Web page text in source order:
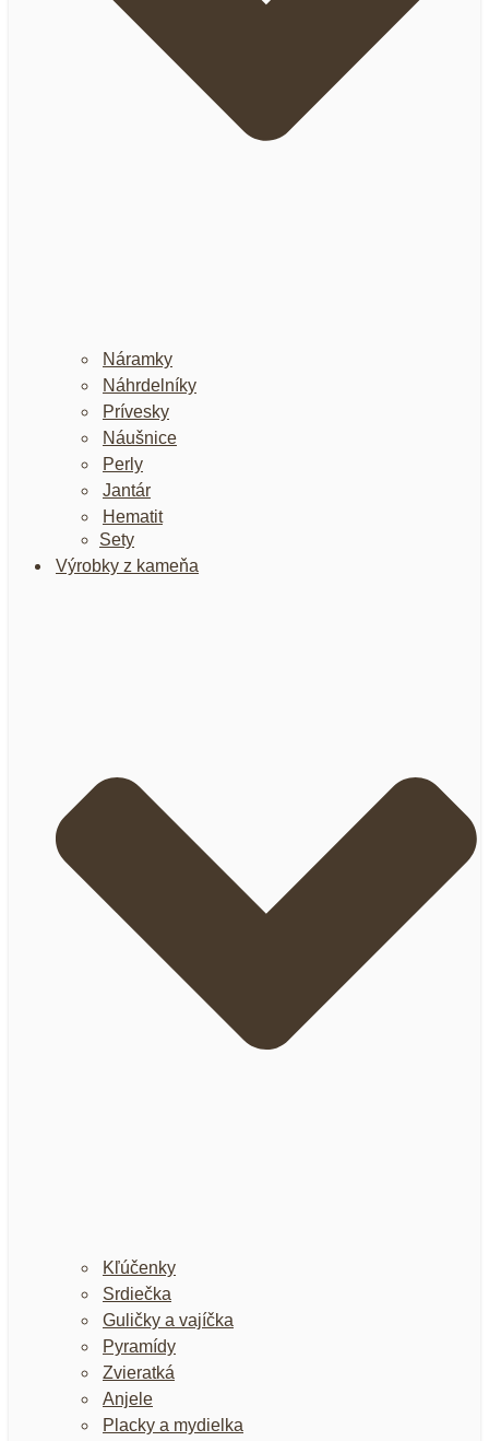
Náramky
Náhrdelníky
Prívesky
Náušnice
Perly
Jantár
Hematit
Sety
Výrobky z kameňa
Kľúčenky
Srdiečka
Guličky a vajíčka
Pyramídy
Zvieratká
Anjele
Placky a mydielka